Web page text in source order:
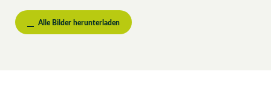
Alle Bilder herunterladen